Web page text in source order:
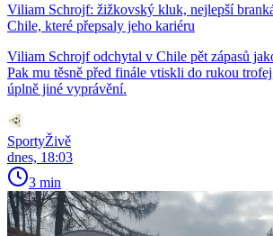
Viliam Schrojf: žižkovský kluk, nejlepší
Chile, které přepsaly jeho kariéru
Viliam Schrojf odchytal v Chile pět zápasů
Pak mu těsně před finále vtiskli do rukou
úplně jiné vyprávění.
SportyŽivě
dnes, 18:03
3 min